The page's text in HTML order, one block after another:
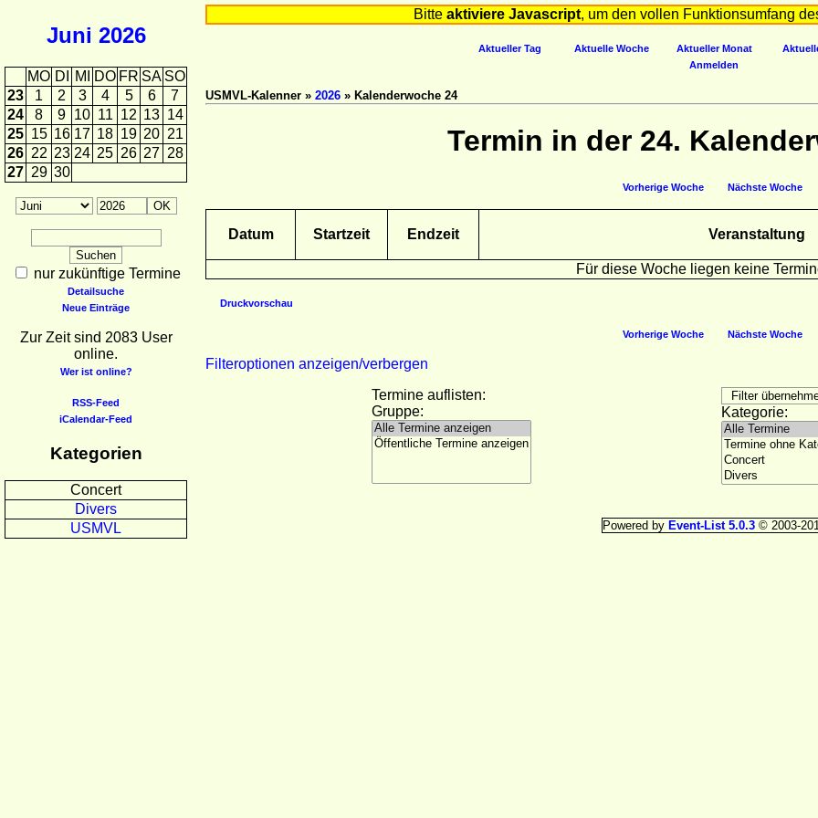
Juni 2026
MO DI MI DO FR SA SO
23
1 2 3 4 5 6
7
24
8 9 10 11 12 13 14
25 15 16 17 18 19 20 21
26 22 23 24 25 26 27 28
27 29 30
nur zukünftige Termine
Detailsuche
Neue Einträge
Zur Zeit sind 2083 User
online.
Wer ist online?
RSS-Feed
iCalendar-Feed
Kategorien
Concert
Divers
USMVL
Bitte aktiviere Javascript, um den vollen Funktionsumfang
Aktueller Tag Aktuelle Woche Aktueller Monat
Anmelden
USMVL-Kalenner » 2026 » Kalenderwoche 24
Termin in der 24.
Vorherige Woche Nächste Woche
Datum Startzeit Endzeit Veranstaltung
Für diese Woche liegen keine
Druckvorschau
Vorherige Woche Nächste Woche
Filteroptionen anzeigen/verbergen
Termine auflisten:
Gruppe:
Kategorie:
Powered by Event-List 5.0.3© 2003-